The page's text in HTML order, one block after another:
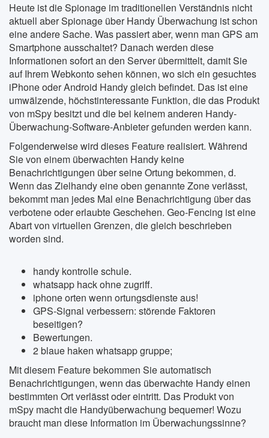
Heute ist die Spionage im traditionellen Verständnis nicht
aktuell aber Spionage über Handy Überwachung ist schon
eine andere Sache. Was passiert aber, wenn man GPS am
Smartphone ausschaltet? Danach werden diese
Informationen sofort an den Server übermittelt, damit Sie
auf Ihrem Webkonto sehen können, wo sich ein gesuchtes
iPhone oder Android Handy gleich befindet. Das ist eine
umwälzende, höchstinteressante Funktion, die das Produkt
von mSpy besitzt und die bei keinem anderen Handy-
Überwachung-Software-Anbieter gefunden werden kann.
Folgenderweise wird dieses Feature realisiert. Während
Sie von einem überwachten Handy keine
Benachrichtigungen über seine Ortung bekommen, d.
Wenn das Zielhandy eine oben genannte Zone verlässt,
bekommt man jedes Mal eine Benachrichtigung über das
verbotene oder erlaubte Geschehen. Geo-Fencing ist eine
Abart von virtuellen Grenzen, die gleich beschrieben
worden sind.
handy kontrolle schule.
whatsapp hack ohne zugriff.
iphone orten wenn ortungsdienste aus!
GPS-Signal verbessern: störende Faktoren
beseitigen?
Bewertungen.
2 blaue haken whatsapp gruppe;
Mit diesem Feature bekommen Sie automatisch
Benachrichtigungen, wenn das überwachte Handy einen
bestimmten Ort verlässt oder eintritt. Das Produkt von
mSpy macht die Handyüberwachung bequemer! Wozu
braucht man diese Information im Überwachungssinne?